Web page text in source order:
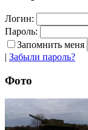
Логин:
Пароль:
Запомнить меня
| Забыли пароль?
Фото